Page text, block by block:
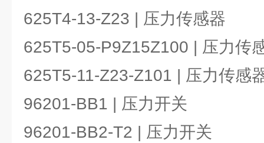
625T4-13-Z23 | 压力传感器
625T5-05-P9Z15Z100 | 压力传
625T5-11-Z23-Z101 | 压力传感
96201-BB1 | 压力开关
96201-BB2-T2 | 压力开关